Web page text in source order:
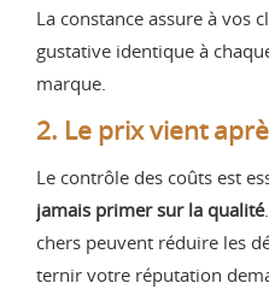
La constance assure à vos
gustative identique à
marque.
2. Le prix vient
Le contrôle des coûts est
jamais primer sur la qualité
chers peuvent réduire les
ternir votre réputation